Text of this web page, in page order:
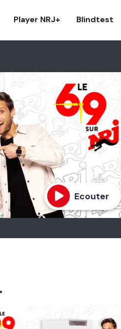
Player NRJ+ Blindtest
Ecouter